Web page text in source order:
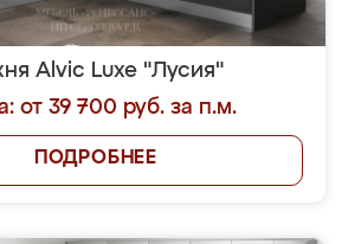
Alvic Luxe "Лусия"
от 39 700 руб. за п.м.
ПОДРОБНЕЕ